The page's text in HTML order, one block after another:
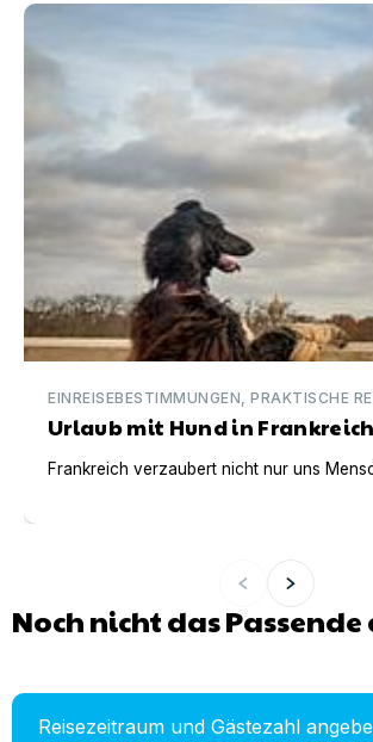
Urlaub mit Hund in Frankreich
EINREISEBESTIMMUNGEN, PRAKTISCHE
Urlaub mit Hund in Frankreich
Frankreich verzaubert nicht nur uns
Noch nicht das
Reisezeitraum und Gästezahl